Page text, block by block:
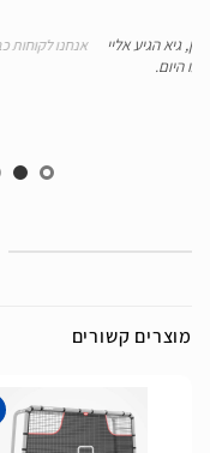
הגיע אליי
מוצרים קשורים